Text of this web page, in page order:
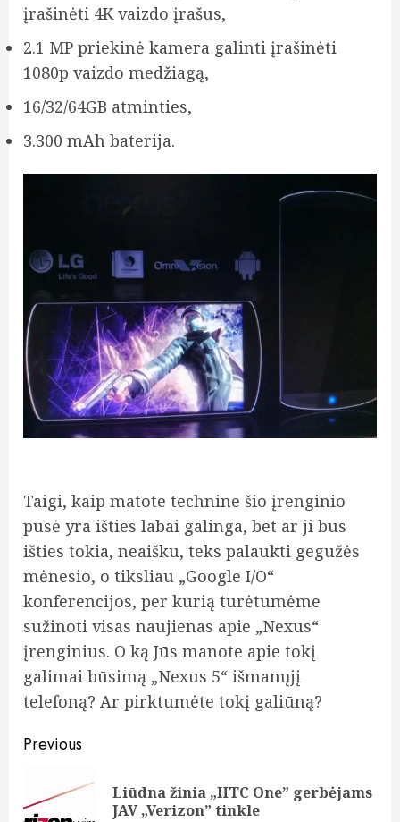
įrašinėti 4K vaizdo įrašus,
2.1 MP priekinė kamera galinti įrašinėti
1080p vaizdo medžiagą,
16/32/64GB atminties,
3.300 mAh baterija.
Taigi, kaip matote technine šio įrenginio
pusė yra išties labai galinga, bet ar ji bus
išties tokia, neaišku, teks palaukti gegužės
mėnesio, o tiksliau „Google I/O“
konferencijos, per kurią turėtumėme
sužinoti visas naujienas apie „Nexus“
įrenginius. O ką Jūs manote apie tokį
galimai būsimą „Nexus 5“ išmanųjį
telefoną? Ar pirktumėte tokį galiūną?
Post
navigation
Previous
Liūdna žinia „HTC One” gerbėjams
JAV „Verizon” tinkle